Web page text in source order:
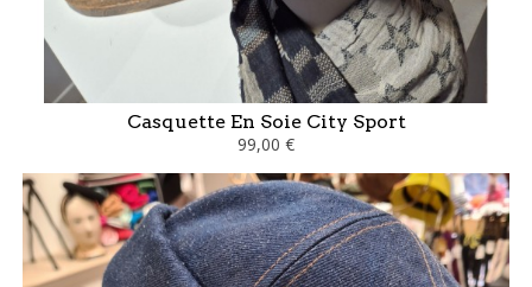
Casquette En Soie City Sport
99,00 €